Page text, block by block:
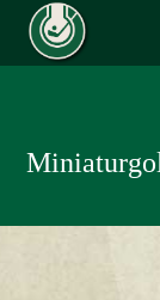
Zum
Inhalt